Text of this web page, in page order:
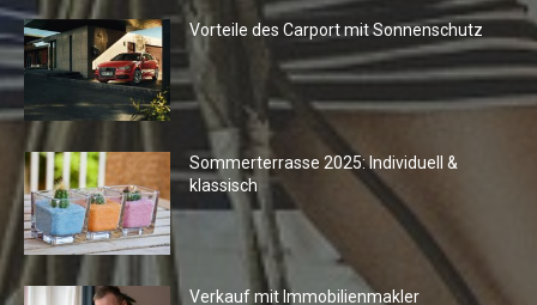
Vorteile des Carport mit Sonnenschutz
Sommerterrasse 2025: Individuell &
klassisch
Verkauf mit Immobilienmakler